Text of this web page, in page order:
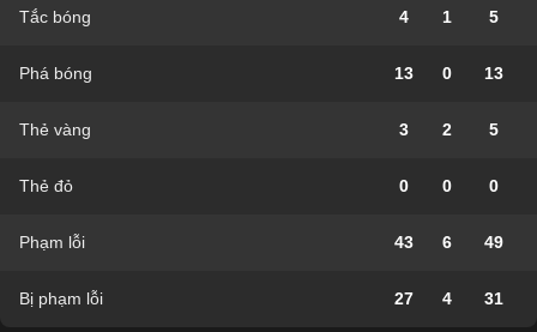
Tắc bóng 4 1 5
Phá bóng 13 0 13
Thẻ vàng 3 2 5
Thẻ đỏ 0 0 0
Phạm lỗi 43 6 49
Bị phạm lỗi 27 4 31